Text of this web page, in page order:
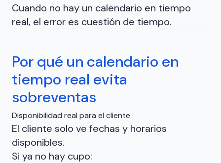
Cuando no hay un calendario en tiempo
real, el error es cuestión de tiempo.
Por qué un calendario en
tiempo real evita
sobreventas
Disponibilidad real para el cliente
El cliente solo ve fechas y horarios
disponibles.
Si ya no hay cupo: